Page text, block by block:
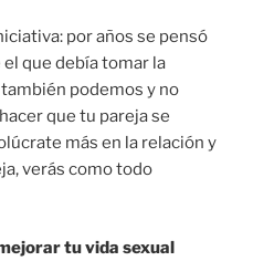
por años se pensó
que debía tomar la
podemos y no
que tu pareja se
más en la relación y
verás como todo
tu vida sexual